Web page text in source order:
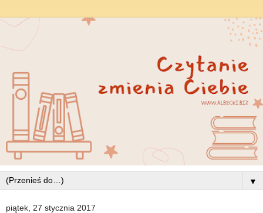
▼
piątek, 27 stycznia 2017